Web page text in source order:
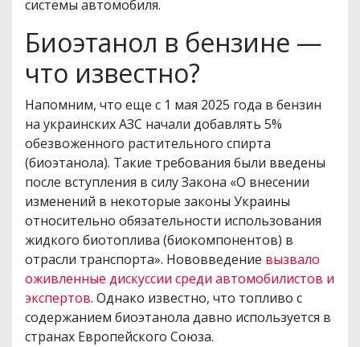
системы автомобиля.
Биоэтанол в бензине —
что известно?
Напомним, что еще с 1 мая 2025 года в бензин
на украинских АЗС начали добавлять 5%
обезвоженного растительного спирта
(биоэтанола). Такие требования были введены
после вступления в силу Закона «О внесении
изменений в некоторые законы Украины
относительно обязательности использования
жидкого биотоплива (биокомпонентов) в
отрасли транспорта». Нововведение вызвало
оживленные дискуссии среди автомобилистов и
экспертов. Однако известно, что топливо с
содержанием биоэтанола давно используется в
странах Европейского Союза.